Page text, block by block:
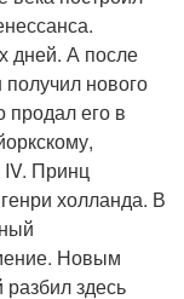
дней. А после
нового
продал его в
IV. Принц
холланда. В
Новым
здесь